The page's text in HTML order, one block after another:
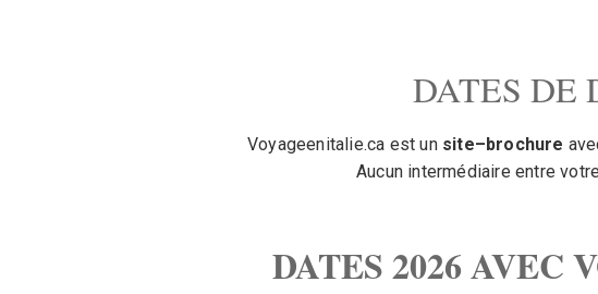
DATES DE
Voyageenitalie.ca est un site–brochure
Aucun intermédiaire entre
DATES 2026 AVEC